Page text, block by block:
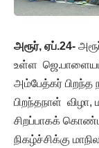
அரூர், ஏப்.24-
உள்ள
அம்பேத்கர் பிறந்த
பிறந்தநாள்
சிறப்பாகக்
நிகழ்ச்சிக்கு